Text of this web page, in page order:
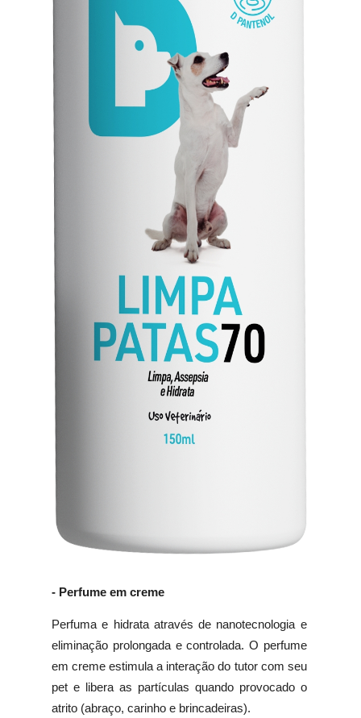
- Perfume em creme
Perfuma e hidrata através de nanotecnologia e
eliminação prolongada e controlada. O perfume
em creme estimula a interação do tutor com seu
pet e libera as partículas quando provocado o
atrito (abraço, carinho e brincadeiras).